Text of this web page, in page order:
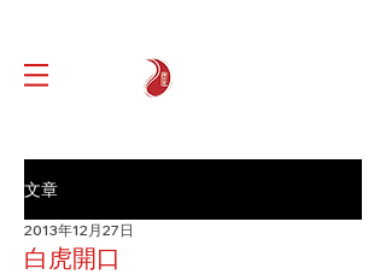
文章
白虎開口
2013年12月27日